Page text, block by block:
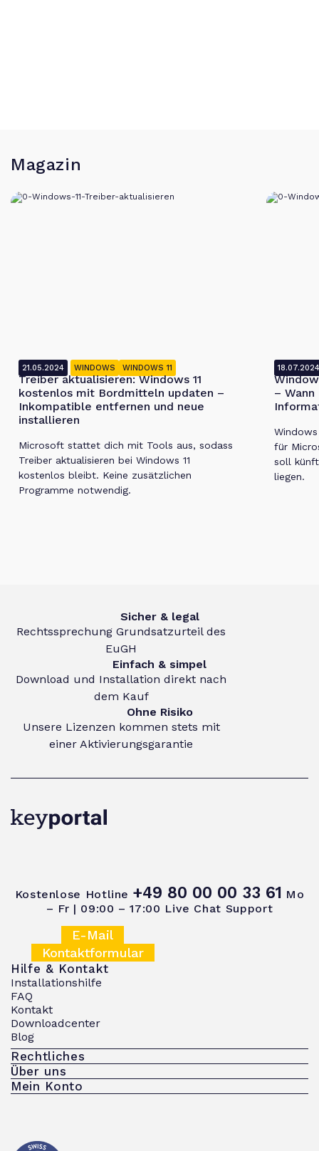
Magazin
21.05.2024 WINDOWS WINDOWS 11
Treiber aktualisieren: Windows 11
kostenlos mit Bordmitteln updaten –
Inkompatible entfernen und neue
installieren
Microsoft stattet dich mit Tools aus, sodass
Treiber aktualisieren bei Windows 11
kostenlos bleibt. Keine zusätzlichen
Programme notwendig.
–
für
soll
liegen.
Sicher & legal
Rechtssprechung Grundsatzurteil des
EuGH
Einfach & simpel
Download und Installation direkt nach
dem Kauf
Ohne Risiko
Unsere Lizenzen kommen stets mit
einer Aktivierungsgarantie
Kostenlose Hotline +49 80 00 00 33 61 Mo
– Fr | 09:00 – 17:00 Live Chat Support
E-Mail
Kontaktformular
Hilfe & Kontakt
Installationshilfe
FAQ
Kontakt
Downloadcenter
Blog
Rechtliches
Über uns
Mein Konto